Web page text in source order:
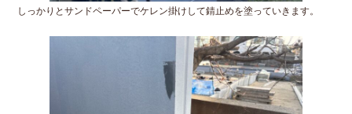
しっかりとサンドペーパーでケレン掛けして錆止めを塗っていきます。